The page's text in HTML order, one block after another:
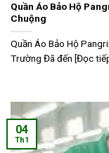
Quần Áo Bảo Hộ
Chuộng
Quần Áo Bảo Hộ
Trường Đã đến [Đọc
04
Th1